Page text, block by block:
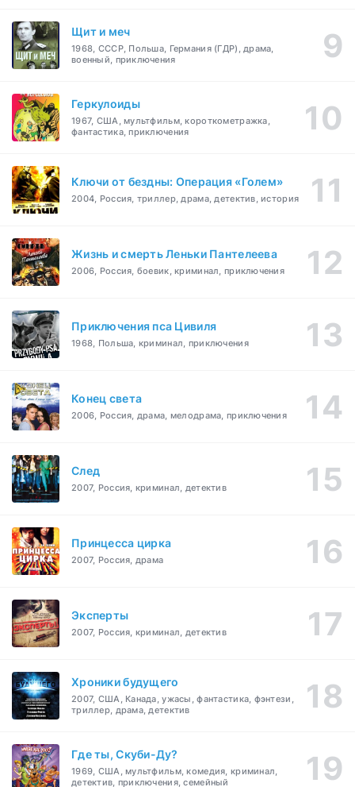
Щит и меч
1968, СССР, Польша, Германия (ГДР), драма,
военный, приключения
Геркулоиды
1967, США, мультфильм, короткометражка,
фантастика, приключения
Ключи от бездны: Операция «Голем»
2004, Россия, триллер, драма, детектив, история
Жизнь и смерть Леньки Пантелеева
2006, Россия, боевик, криминал, приключения
Приключения пса Цивиля
1968, Польша, криминал, приключения
Конец света
2006, Россия, драма, мелодрама, приключения
След
2007, Россия, криминал, детектив
Принцесса цирка
2007, Россия, драма
Эксперты
2007, Россия, криминал, детектив
Хроники будущего
2007, США, Канада, ужасы, фантастика, фэнтези,
триллер, драма, детектив
Где ты, Скуби-Ду?
1969, США, мультфильм, комедия, криминал,
детектив, приключения, семейный